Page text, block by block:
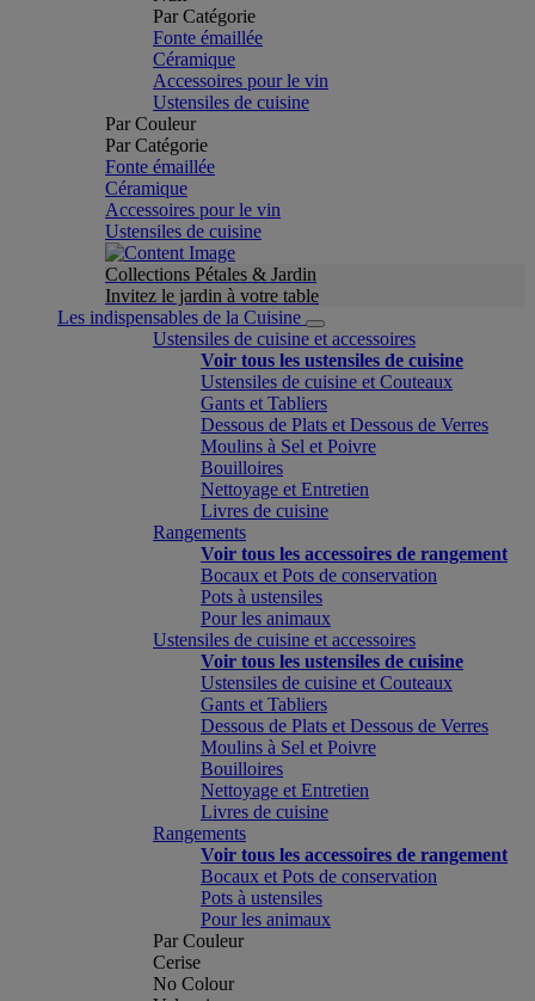
Par Catégorie
Fonte émaillée
Céramique
Accessoires pour le vin
Ustensiles de cuisine
Par Couleur
Par Catégorie
Fonte émaillée
Céramique
Accessoires pour le vin
Ustensiles de cuisine
Collections Pétales & Jardin
Invitez le jardin à votre table
Les indispensables de la Cuisine
Ustensiles de cuisine et accessoires
Voir tous les ustensiles de cuisine
Ustensiles de cuisine et Couteaux
Gants et Tabliers
Dessous de Plats et Dessous de Verres
Moulins à Sel et Poivre
Bouilloires
Nettoyage et Entretien
Livres de cuisine
Rangements
Voir tous les accessoires de rangement
Bocaux et Pots de conservation
Pots à ustensiles
Pour les animaux
Ustensiles de cuisine et accessoires
Voir tous les ustensiles de cuisine
Ustensiles de cuisine et Couteaux
Gants et Tabliers
Dessous de Plats et Dessous de Verres
Moulins à Sel et Poivre
Bouilloires
Nettoyage et Entretien
Livres de cuisine
Rangements
Voir tous les accessoires de rangement
Bocaux et Pots de conservation
Pots à ustensiles
Pour les animaux
Par Couleur
Cerise
No Colour